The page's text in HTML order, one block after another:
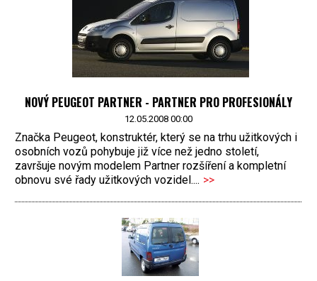
NOVÝ PEUGEOT PARTNER - PARTNER PRO PROFESIONÁLY
12.05.2008 00:00
Značka Peugeot, konstruktér, který se na trhu užitkových i
osobních vozů pohybuje již více než jedno století,
završuje novým modelem Partner rozšíření a kompletní
obnovu své řady užitkových vozidel.... >>